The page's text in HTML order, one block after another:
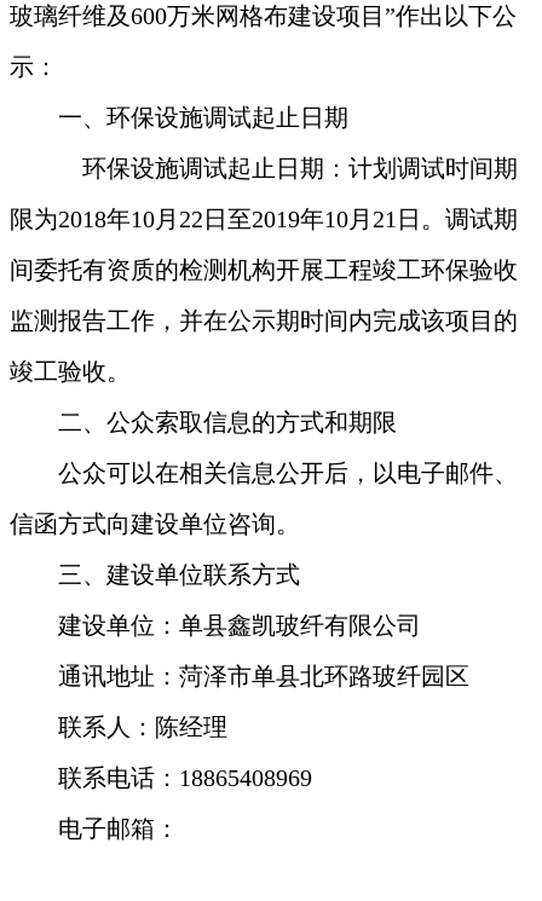
玻璃纤维及600万米网格布建设项目”作出以下公
示：
一、环保设施调试起止日期
环保设施调试起止日期：计划调试时间期
限为2018年10月 22 日至2019年10月 21 日。调试期
间委托有资质的检测机构开展工程竣工环保验收
监测报告工作，并在公示期时间内完成该项目的
竣工验收。
二、公众索取信息的方式和期限
公众可以在相关信息公开后，以电子邮件、
信函方式向建设单位咨询。
三、建设单位联系方式
建设单位： 单县鑫凯玻纤有限公司
通讯地址：菏泽市单县北环路玻纤园区
联系人： 陈经理
联系电话： 18865408969
电子邮箱：